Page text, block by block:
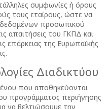
συμφωνίες ή όρους
τους εταίρους, ώστε να
δεδομένων προσωπικού
απαιτήσεις του ΓΚΠΔ και
επάρκειας της Ευρωπαϊκής
Διαδικτύου
που αποθηκεύονται
προγράμματος περιήγησης
να βελτιώσουμε την